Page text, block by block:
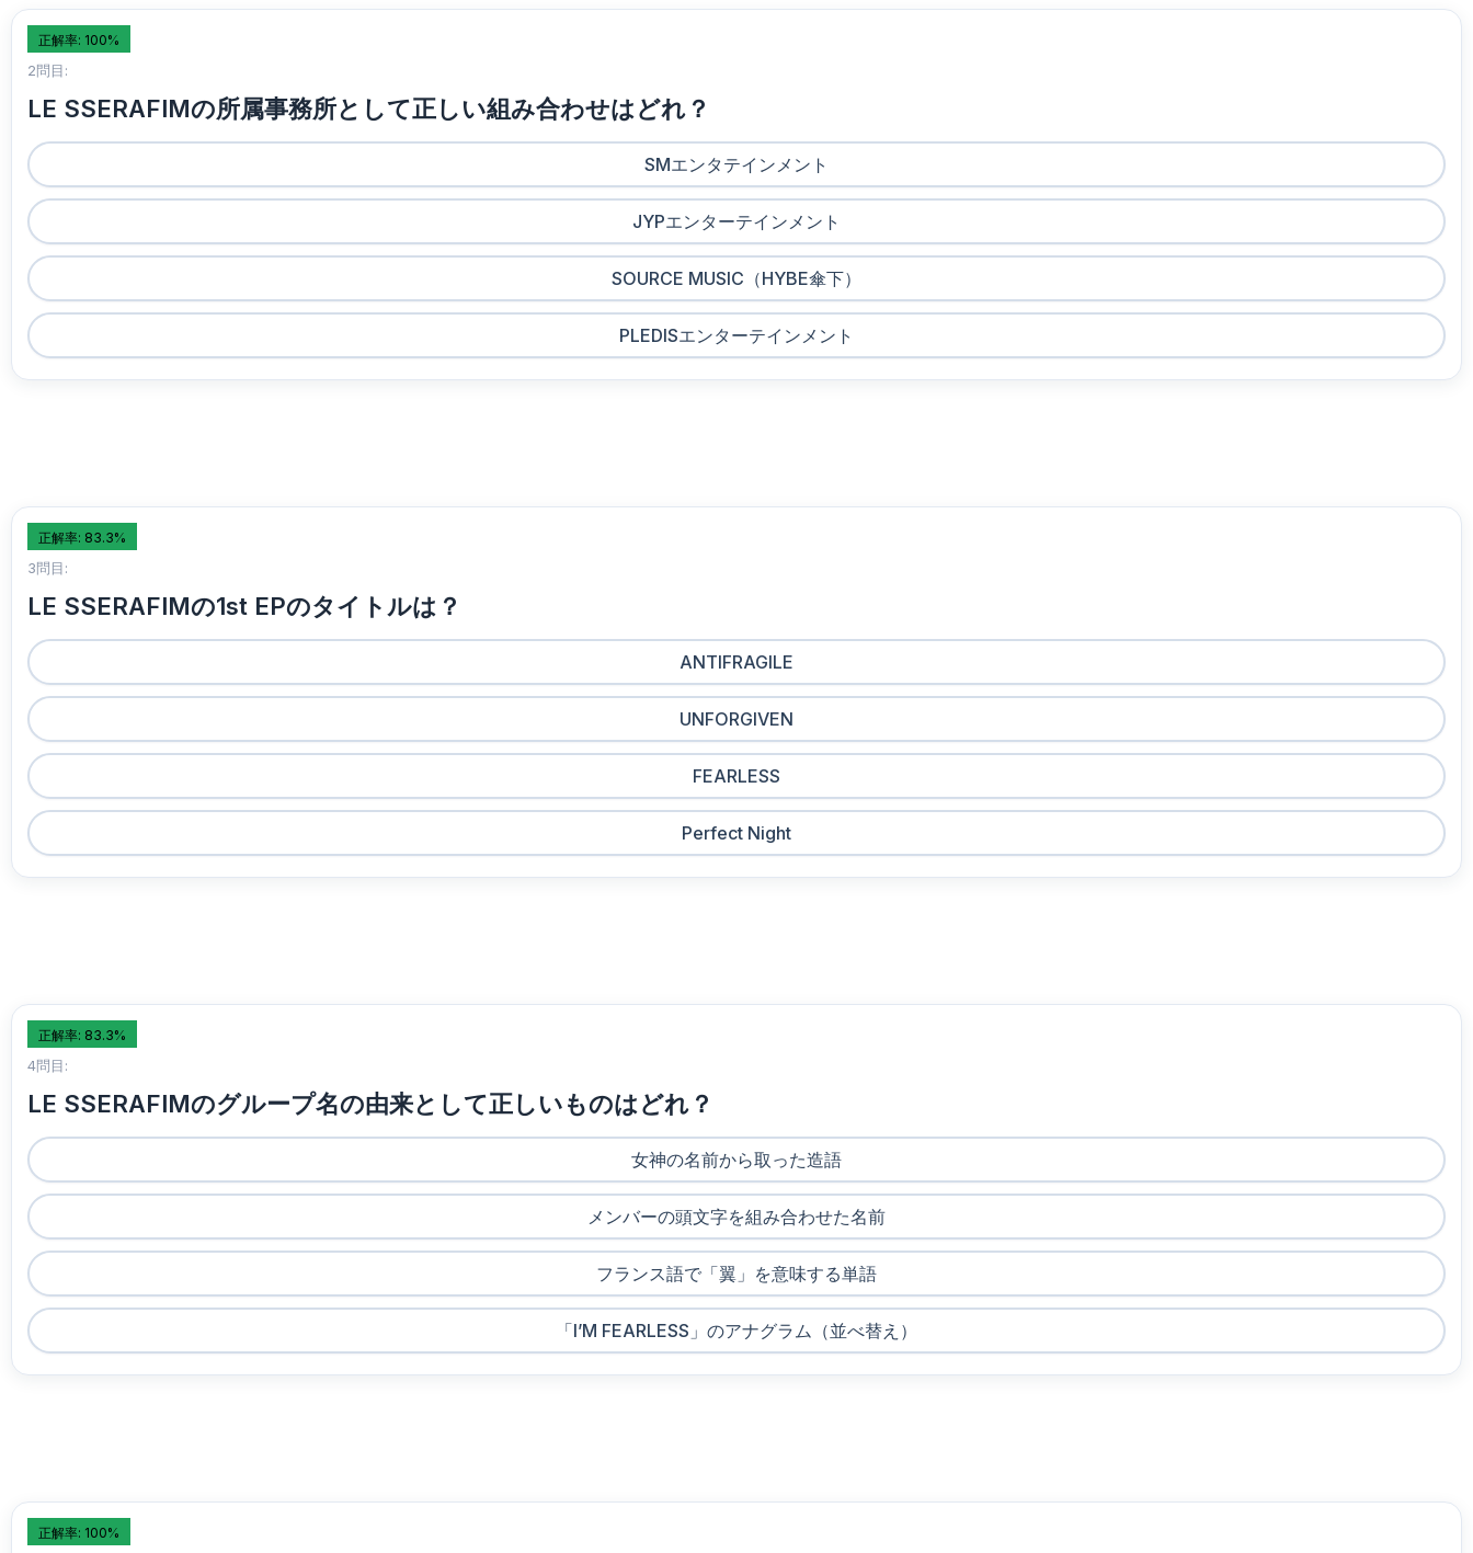
正解率: 100%
2問目:
LE SSERAFIMの所属事務所として正しい組み合わせはどれ？
SMエンタテインメント
JYPエンターテインメント
SOURCE MUSIC（HYBE傘下）
PLEDISエンターテインメント
正解率: 83.3%
3問目:
LE SSERAFIMの1st EPのタイトルは？
ANTIFRAGILE
UNFORGIVEN
FEARLESS
Perfect Night
正解率: 83.3%
4問目:
LE SSERAFIMのグループ名の由来として正しいものはどれ？
女神の名前から取った造語
メンバーの頭文字を組み合わせた名前
フランス語で「翼」を意味する単語
「I’M FEARLESS」のアナグラム（並べ替え）
正解率: 100%